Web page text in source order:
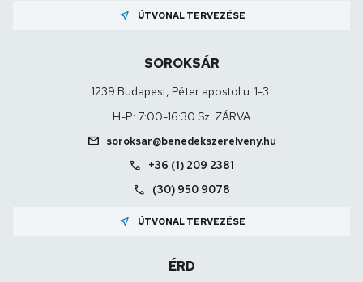
near_me ÚTVONAL TERVEZÉSE
SOROKSÁR
1239 Budapest, Péter apostol u. 1-3.
H-P: 7:00-16:30 Sz: ZÁRVA
mail soroksar@benedekszerelveny.hu
call +36 (1) 209 2381
call (30) 950 9078
near_me ÚTVONAL TERVEZÉSE
ÉRD